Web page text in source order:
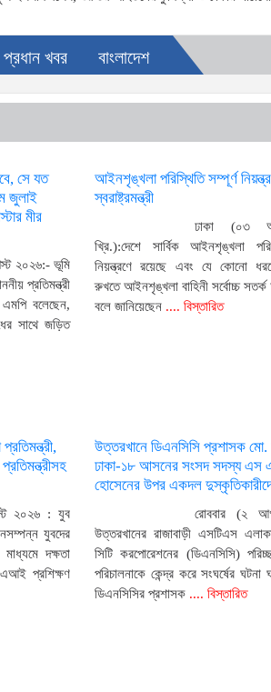
প্রধান খবর বাংলাদেশ
সে যত
জুলাই
মীর
২০২৬:- ভূমি
প্রতিমন্ত্রী
এমপি বলেছেন,
সাথে জড়িত
আইনশৃঙ্খলা পরিস্থিতি সম্পূর্ণ
স্বরাষ্ট্রমন্ত্রী
ঢাকা (০৩
খ্রি.):দেশে সার্বিক আইনশৃঙ্খলা
নিয়ন্ত্রণে রয়েছে এবং যে কোনো
রুখতে আইনশৃঙ্খলা বাহিনী সর্বোচ্চ সতর্ক
বলে জানিয়েছেন .... বিস্তারিত
২০২৬ : যুব
যুবদের
দক্ষতা
প্রশিক্ষণ
উত্তরখানে ডিএনসিসি প্রশাসক
ঢাকা-১৮ আসনের সংসদ সদস্য এস
হোসেনের উপর একদল
রোববার (২
উত্তরখানের রাজাবাড়ী এসটিএস
সিটি করপোরেশনের (ডিএনসিসি)
পরিচালনাকে কেন্দ্র করে সংঘর্ষের
ডিএনসিসির প্রশাসক .... বিস্তারিত